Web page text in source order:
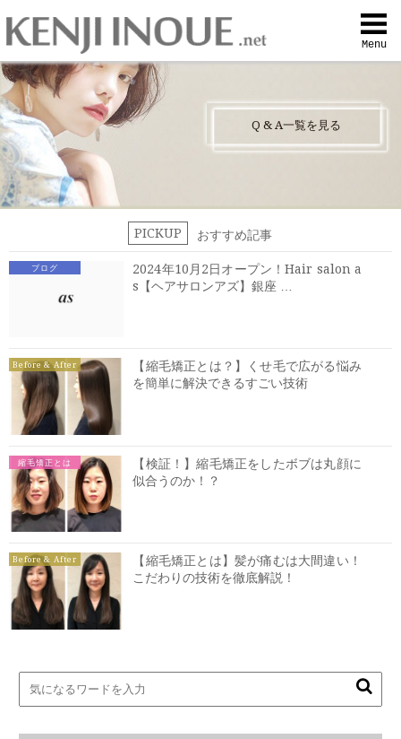
Menu
Contact
喜びの声
Q & A一覧を見る
PICKUP おすすめ記事
ブログ
2024年10月2日オープン！Hair salon a
s【ヘアサロンアズ】銀座 …
Before & After
【縮毛矯正とは？】くせ毛で広がる悩み
を簡単に解決できるすごい技術
縮毛矯正とは
【検証！】縮毛矯正をしたボブは丸顔に
似合うのか！？
Before & After
【縮毛矯正とは】髪が痛むは大間違い！
こだわりの技術を徹底解説！